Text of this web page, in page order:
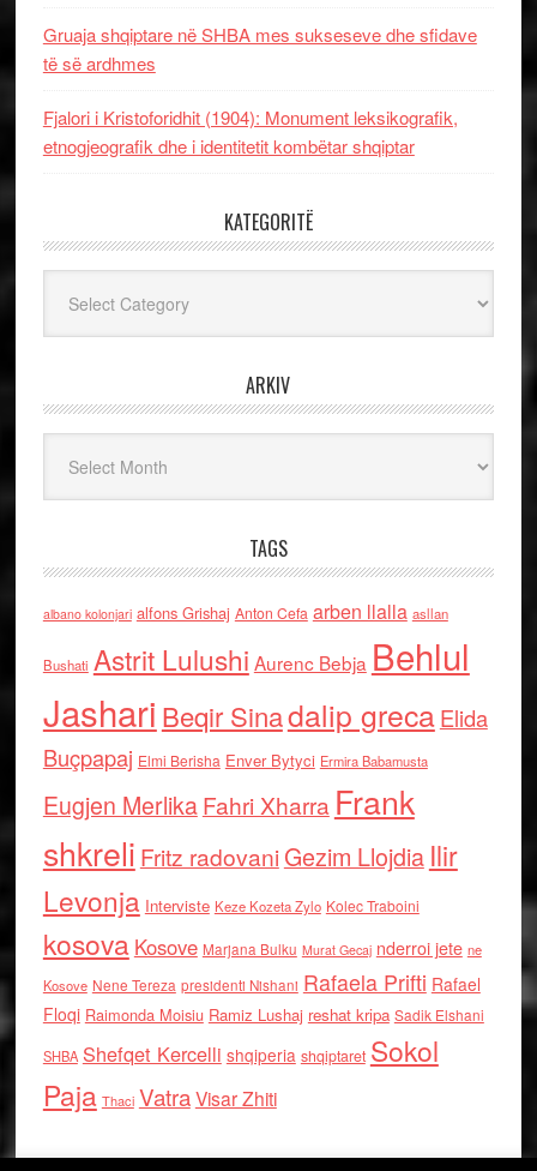
Gruaja shqiptare në SHBA mes sukseseve dhe sfidave
të së ardhmes
Fjalori i Kristoforidhit (1904): Monument leksikografik,
etnogjeografik dhe i identitetit kombëtar shqiptar
KATEGORITË
ARKIV
TAGS
albano kolonjari alfons Grishaj Anton Cefa arben llalla asllan
Bushati Astrit Lulushi Aurenc Bebja Behlul
Jashari Beqir Sinadalip grecaElida
Buçpapaj Elmi Berisha Enver Bytyci Ermira Babamusta
Eugjen MerlikaFahri Xharra Frank
shkreli Fritz radovaniGezim Llojdia Ilir
Levonja Interviste Keze Kozeta Zylo Kolec Traboini
kosova Kosove Marjana Bulku Murat Gecaj nderroi jete ne
Kosove Nene Tereza presidenti Nishani Rafaela Prifti Rafael
Floqi Raimonda Moisiu Ramiz Lushaj reshat kripa Sadik Elshani
SHBA Shefqet Kercelli shqiperia shqiptaret Sokol
Paja Thaci VatraVisar Zhiti